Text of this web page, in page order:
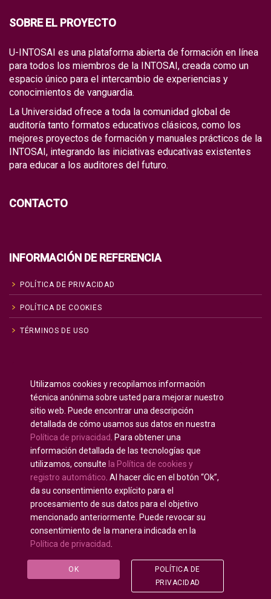
SOBRE EL PROYECTO
U-INTOSAI es una plataforma abierta de formación en línea
para todos los miembros de la INTOSAI, creada como un
espacio único para el intercambio de experiencias y
conocimientos de vanguardia.
La Universidad ofrece a toda la comunidad global de
auditoría tanto formatos educativos clásicos, como los
mejores proyectos de formación y manuales prácticos de la
INTOSAI, integrando las iniciativas educativas existentes
para educar a los auditores del futuro.
CONTACTO
INFORMACIÓN DE REFERENCIA
POLÍTICA DE PRIVACIDAD
POLÍTICA DE COOKIES
TÉRMINOS DE USO
Русский
Ruso)
Español
Français(Francés)
Alemán
العربية(Árabe )
Português(Portugués, Portugal)
Derechos de autor © 2020 - 2025
Universidad digital para la Comunidad de la INTOSAI
Accounts Chamber of the Russian Federation
Utilizamos cookies y recopilamos información
técnica anónima sobre usted para mejorar nuestro
sitio web. Puede encontrar una descripción
detallada de cómo usamos sus datos en nuestra
Política de privacidad
. Para obtener una
información detallada de las tecnologías que
utilizamos, consulte la Política de cookies y
registro automático . Al hacer clic en el botón “Ok”,
da su consentimiento explícito para el
procesamiento de sus datos para el objetivo
mencionado anteriormente. Puede revocar su
consentimiento de la manera indicada en la
Política de privacidad
OK
POLÍTICA DE
PRIVACIDAD